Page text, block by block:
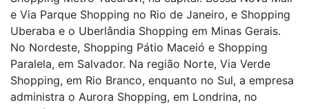
e Via Parque Shopping no Rio de Janeiro, e Shopping
Uberaba e o Uberlândia Shopping em Minas Gerais.
No Nordeste, Shopping Pátio Maceió e Shopping
Paralela, em Salvador. Na região Norte, Via Verde
Shopping, em Rio Branco, enquanto no Sul, a empresa
administra o Aurora Shopping, em Londrina, no